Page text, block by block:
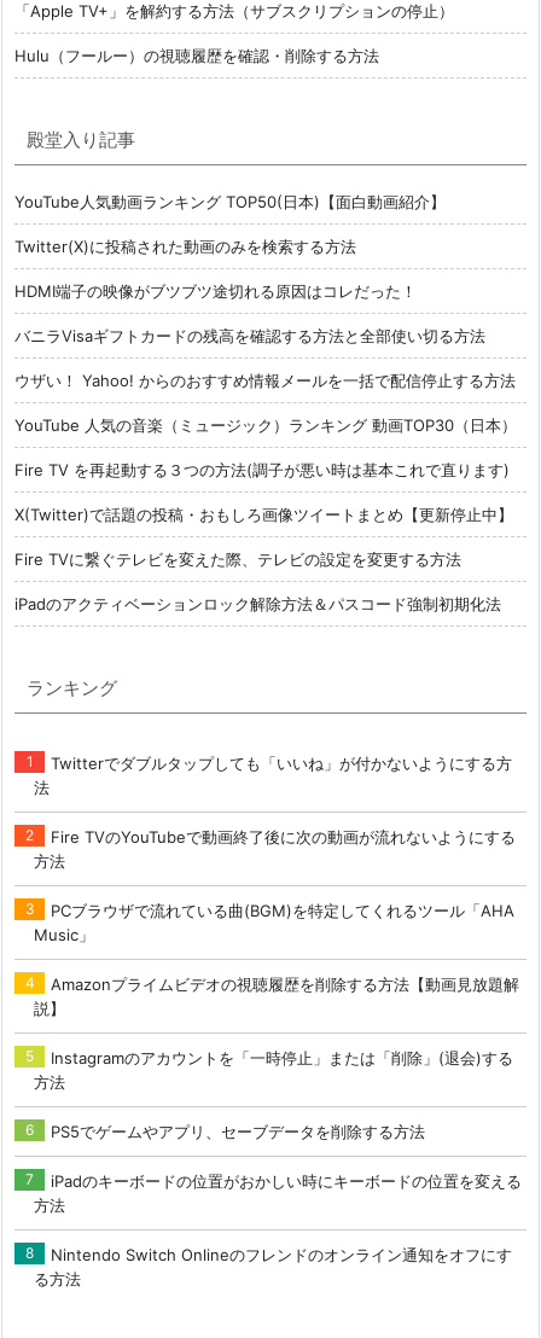
「Apple TV+」を解約する方法（サブスクリプションの停止）
Hulu（フールー）の視聴履歴を確認・削除する方法
殿堂入り記事
YouTube人気動画ランキング TOP50(日本)【面白動画紹介】
Twitter(X)に投稿された動画のみを検索する方法
HDMI端子の映像がブツブツ途切れる原因はコレだった！
バニラVisaギフトカードの残高を確認する方法と全部使い切る方法
ウザい！ Yahoo! からのおすすめ情報メールを一括で配信停止する方法
YouTube 人気の音楽（ミュージック）ランキング 動画TOP30（日本）
Fire TV を再起動する３つの方法(調子が悪い時は基本これで直ります)
X(Twitter)で話題の投稿・おもしろ画像ツイートまとめ【更新停止中】
Fire TVに繋ぐテレビを変えた際、テレビの設定を変更する方法
iPadのアクティベーションロック解除方法＆パスコード強制初期化法
ランキング
Twitterでダブルタップしても「いいね」が付かないようにする方
法
Fire TVのYouTubeで動画終了後に次の動画が流れないようにする
方法
PCブラウザで流れている曲(BGM)を特定してくれるツール「AHA
Music」
Amazonプライムビデオの視聴履歴を削除する方法【動画見放題解
説】
Instagramのアカウントを「一時停止」または「削除」(退会)する
方法
PS5でゲームやアプリ、セーブデータを削除する方法
iPadのキーボードの位置がおかしい時にキーボードの位置を変える
方法
Nintendo Switch Onlineのフレンドのオンライン通知をオフにす
る方法